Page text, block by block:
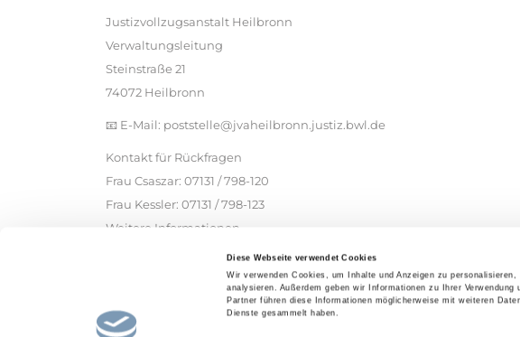
Diese Webseite verwendet Cookies
Wir verwenden Cookies, um Inhalte und Anzeigen zu
analysieren. Außerdem geben wir Informationen zu Ihrer
Partner führen diese Informationen möglicherweise mit weiteren
Dienste gesammelt haben.
Justizvollzugsanstalt Heilbronn
Verwaltungsleitung
Steinstraße 21
74072 Heilbronn
📧 E-Mail: poststelle@jvaheilbronn.justiz.bwl.de
Kontakt für Rückfragen
Frau Csaszar: 07131 / 798-120
Frau Kessler: 07131 / 798-123
Weitere Informationen
Mehr zur Einrichtung und zur Tätigkeit finden Sie auf der offiziellen